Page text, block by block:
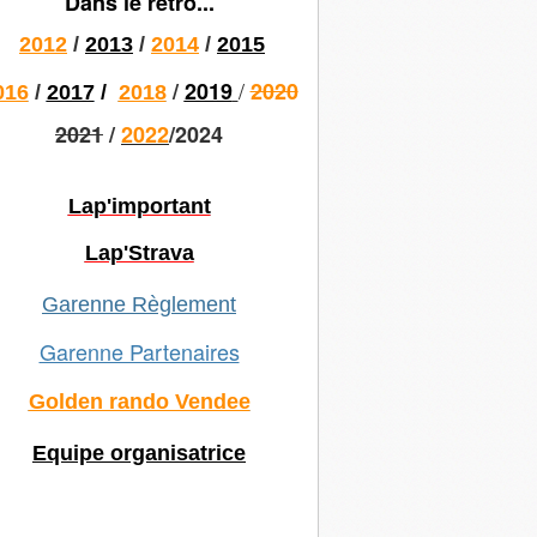
2012 / 2013 / 2014 / 2015
/ 2017/ 2018 / 2019 /2020
2021/2022/2024
Lap'important
Lap'Strava
Garenne Règlement
Garenne Partenaires
Golden rando Vendee
Equipe organisatrice